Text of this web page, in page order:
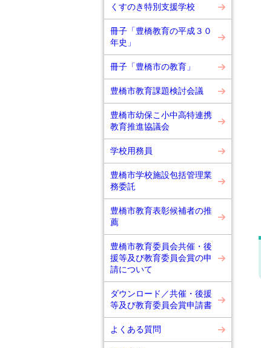
くすのき特別支援学校
冊子「豊橋教育の平成３０
年史」
冊子「豊橋市の教育」
豊橋市教育課題検討会議
豊橋市幼保こ小中高特連携
教育推進協議会
学校用務員
豊橋市学校施設包括管理業
務委託
豊橋市教育表彰候補者の推
薦
豊橋市教育委員会共催・後
援等及び教育委員会賞の申
請について
ダウンロード／共催・後援
等及び教育委員会賞申請書
よくある質問